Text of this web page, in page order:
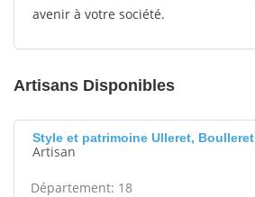
avenir à votre société.
Artisans Disponibles
Style et patrimoine Ulleret, Boulleret
Artisan
Département: 18